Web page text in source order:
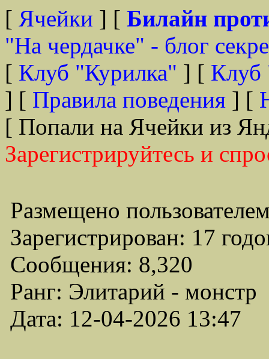
[ Ячейки ] [ Билайн
"На чердачке" - блог
[ Клуб "Курилка" ] [ Клуб
] [ Правила поведения ] [
[ Попали на Ячейки из
Зарегистрируйтесь и
Размещено
Зарегистрирован: 17
Сообщения: 8,320
Ранг: Элитарий - монстр
Дата: 12-04-2026 13:47